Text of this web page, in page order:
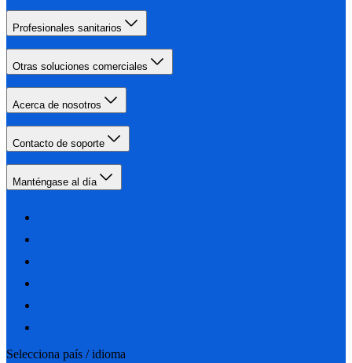
Profesionales sanitarios
Otras soluciones comerciales
Acerca de nosotros
Contacto de soporte
Manténgase al día
Selecciona país / idioma